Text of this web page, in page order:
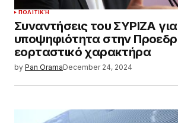
ΠΟΛΙΤΙΚΉ
Συναντήσεις του ΣΥΡΙΖΑ
υποψηφιότητα στην
εορταστικό χαρακτήρα
by Pan OramaDecember 24, 2024